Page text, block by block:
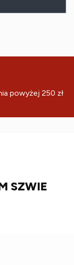
powyżej 250 zł
SZWIE